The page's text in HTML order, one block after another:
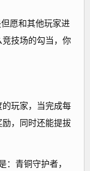
愿和其他玩家进
技场的勾当，你
玩家，当完成每
，同时还能提拔
青铜守护者，